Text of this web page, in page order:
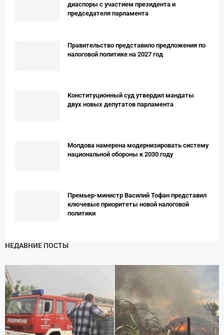
диаспоры с участием президента и
председателя парламента
Правительство представило предложения по
налоговой политике на 2027 год
Конституционный суд утвердил мандаты
двух новых депутатов парламента
Молдова намерена модернизировать систему
национальной обороны к 2030 году
Премьер-министр Василий Тофан представил
ключевые приоритеты новой налоговой
политики
НЕДАВНИЕ ПОСТЫ